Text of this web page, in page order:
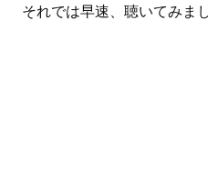
それでは早速、聴いてみま